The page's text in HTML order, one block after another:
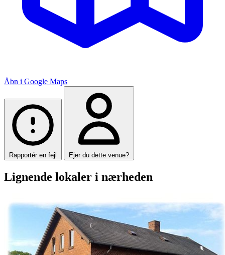
Åbn i Google Maps
Rapportér en fejl Ejer du dette venue?
Lignende lokaler i nærheden